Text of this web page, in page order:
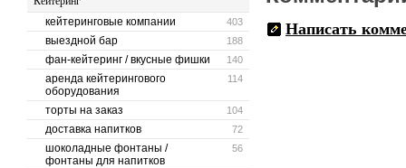
403
кейтеринговые компании
188
выездной бар
140
фан-кейтеринг / вкусные фишки
114
аренда кейтерингового
оборудования
104
торты на заказ
72
доставка напитков
56
шоколадные фонтаны /
фонтаны для напитков
Написать